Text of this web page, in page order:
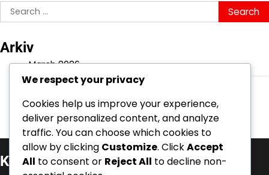
Search
for:
Arkiv
March 2026
February 2026
Kategorier
We respect your privacy
Cookies help us improve your experience,
deliver personalized content, and analyze
traffic. You can choose which cookies to
allow by clicking Customize. ClickAccept
All to consent or Reject All to decline non-